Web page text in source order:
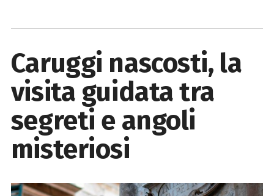
Caruggi nascosti, la
visita guidata tra
segreti e angoli
misteriosi